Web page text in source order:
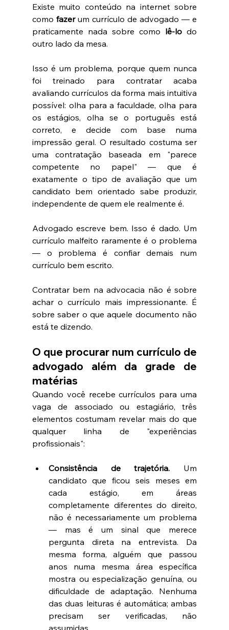
Existe muito conteúdo na internet sobre
como fazer um currículo de advogado — e
praticamente nada sobre como lê-lo do
outro lado da mesa.
Isso é um problema, porque quem nunca
foi treinado para contratar acaba
avaliando currículos da forma mais intuitiva
possível: olha para a faculdade, olha para
os estágios, olha se o português está
correto, e decide com base numa
impressão geral. O resultado costuma ser
uma contratação baseada em "parece
competente no papel" — que é
exatamente o tipo de avaliação que um
candidato bem orientado sabe produzir,
independente de quem ele realmente é.
Advogado escreve bem. Isso é dado. Um
currículo malfeito raramente é o problema
— o problema é confiar demais num
currículo bem escrito.
Contratar bem na advocacia não é sobre
achar o currículo mais impressionante. É
sobre saber o que aquele documento não
está te dizendo.
O que procurar num currículo de
advogado além da grade de
matérias
Quando você recebe currículos para uma
vaga de associado ou estagiário, três
elementos costumam revelar mais do que
qualquer linha de "experiências
profissionais":
Consistência de trajetória. Um
candidato que ficou seis meses em
cada estágio, em áreas
completamente diferentes do direito,
não é necessariamente um problema
— mas é um sinal que merece
pergunta direta na entrevista. Da
mesma forma, alguém que passou
anos numa mesma área específica
mostra ou especialização genuína, ou
dificuldade de adaptação. Nenhuma
das duas leituras é automática; ambas
precisam ser verificadas, não
assumidas.